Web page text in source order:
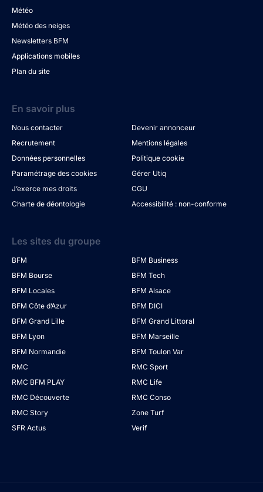
Météo
Météo des neiges
Newsletters BFM
Applications mobiles
Plan du site
En savoir plus
Nous contacter
Devenir annonceur
Recrutement
Mentions légales
Données personnelles
Politique cookie
Paramétrage des cookies
Gérer Utiq
J’exerce mes droits
CGU
Charte de déontologie
Accessibilité : non-conforme
Les sites du groupe
BFM
BFM Business
BFM Bourse
BFM Tech
BFM Locales
BFM Alsace
BFM Côte d’Azur
BFM DICI
BFM Grand Lille
BFM Grand Littoral
BFM Lyon
BFM Marseille
BFM Normandie
BFM Toulon Var
RMC
RMC Sport
RMC BFM PLAY
RMC Life
RMC Découverte
RMC Conso
RMC Story
Zone Turf
SFR Actus
Verif